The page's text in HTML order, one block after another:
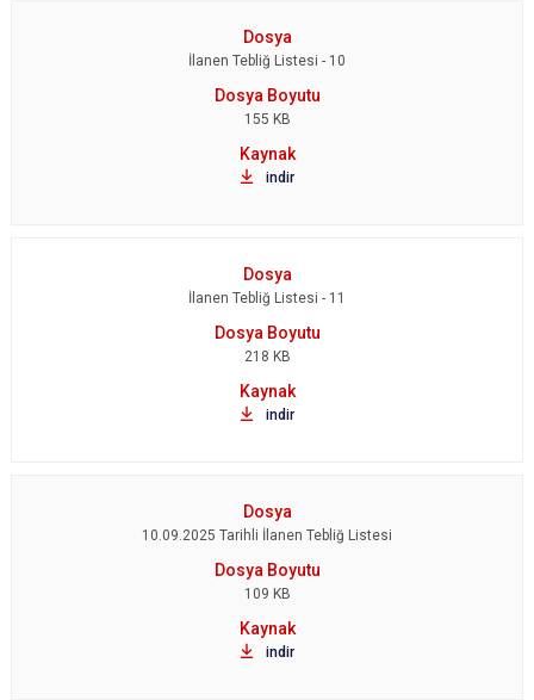
İlanen Tebliğ Listesi - 10
155 KB
indir
İlanen Tebliğ Listesi - 11
218 KB
indir
10.09.2025 Tarihli İlanen Tebliğ Listesi
109 KB
indir